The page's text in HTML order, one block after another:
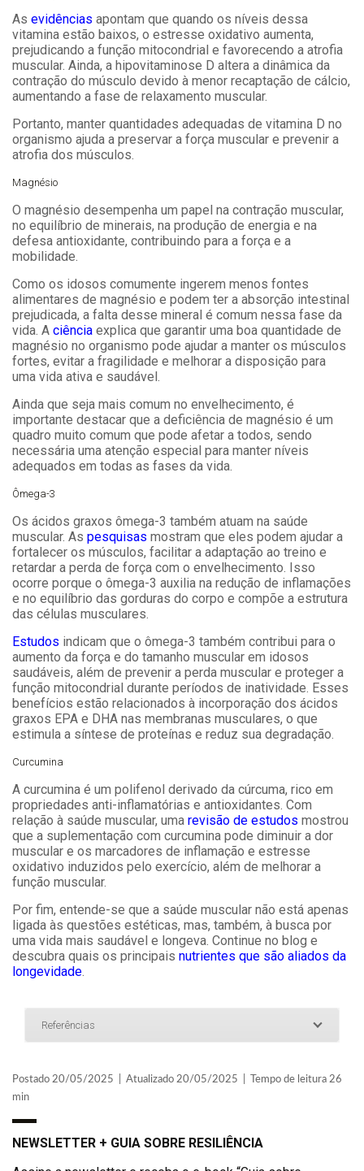
As evidências apontam que quando os níveis dessa
vitamina estão baixos, o estresse oxidativo aumenta,
prejudicando a função mitocondrial e favorecendo a atrofia
muscular. Ainda, a hipovitaminose D altera a dinâmica da
contração do músculo devido à menor recaptação de cálcio,
aumentando a fase de relaxamento muscular.
Portanto, manter quantidades adequadas de vitamina D no
organismo ajuda a preservar a força muscular e prevenir a
atrofia dos músculos.
Magnésio
O magnésio desempenha um papel na contração muscular,
no equilíbrio de minerais, na produção de energia e na
defesa antioxidante, contribuindo para a força e a
mobilidade.
Como os idosos comumente ingerem menos fontes
alimentares de magnésio e podem ter a absorção intestinal
prejudicada, a falta desse mineral é comum nessa fase da
vida. A ciência explica que garantir uma boa quantidade de
magnésio no organismo pode ajudar a manter os músculos
fortes, evitar a fragilidade e melhorar a disposição para
uma vida ativa e saudável.
Ainda que seja mais comum no envelhecimento, é
importante destacar que a deficiência de magnésio é um
quadro muito comum que pode afetar a todos, sendo
necessária uma atenção especial para manter níveis
adequados em todas as fases da vida.
Ômega-3
Os ácidos graxos ômega-3 também atuam na saúde
muscular. As pesquisas mostram que eles podem ajudar a
fortalecer os músculos, facilitar a adaptação ao treino e
retardar a perda de força com o envelhecimento. Isso
ocorre porque o ômega-3 auxilia na redução de inflamações
e no equilíbrio das gorduras do corpo e compõe a estrutura
das células musculares.
Estudos indicam que o ômega-3 também contribui para o
aumento da força e do tamanho muscular em idosos
saudáveis, além de prevenir a perda muscular e proteger a
função mitocondrial durante períodos de inatividade. Esses
benefícios estão relacionados à incorporação dos ácidos
graxos EPA e DHA nas membranas musculares, o que
estimula a síntese de proteínas e reduz sua degradação.
Curcumina
A curcumina é um polifenol derivado da cúrcuma, rico em
propriedades anti-inflamatórias e antioxidantes. Com
relação à saúde muscular, uma revisão de estudos mostrou
que a suplementação com curcumina pode diminuir a dor
muscular e os marcadores de inflamação e estresse
oxidativo induzidos pelo exercício, além de melhorar a
função muscular.
Por fim, entende-se que a saúde muscular não está apenas
ligada às questões estéticas, mas, também, à busca por
uma vida mais saudável e longeva. Continue no blog e
descubra quais os principais nutrientes que são aliados da
longevidade.
Referências
Postado 20/05/2025 | Atualizado 20/05/2025 | Tempo de leitura 26
min
NEWSLETTER + GUIA SOBRE RESILIÊNCIA